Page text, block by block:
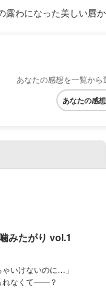
わになった美しい唇
あなたの感想を一覧から
あなたの感
みたがり vol.1
ゃいけないのに…」
れなくて――？